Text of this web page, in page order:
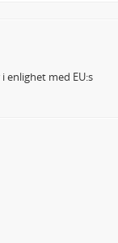
enlighet med EU:s